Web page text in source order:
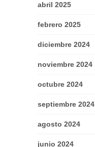
abril 2025
febrero 2025
diciembre 2024
noviembre 2024
octubre 2024
septiembre 2024
agosto 2024
junio 2024